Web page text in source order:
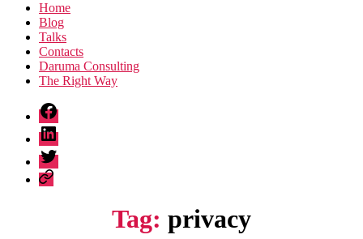
Home
Blog
Talks
Contacts
Daruma Consulting
The Right Way
fb
linkedin
twitter
sessionize
Tag: privacy